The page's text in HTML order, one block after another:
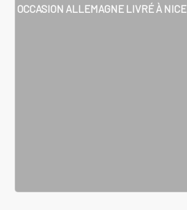
OCCASION ALLEMAGNE LIVRÉ À NICE